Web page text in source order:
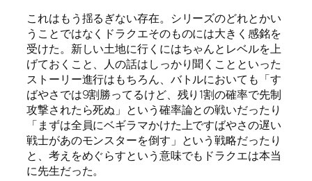
これはもう揺るぎない存在。シリーズのどれとかい
うことではなくドラクエそのものには大きく感銘を
受けた。新しい土地に行くにはちゃんとレベルを上
げておくこと、人の話はしっかり聞くことといった
ストーリー進行はもちろん、バトルにおいても「す
ばやさでは9割勝ってるけど、残り1割の確率で先制
攻撃されたら死ぬ」という確率論との戦いだったり
「まずは全員にベギラマかけた上ですばやさの遅い
戦士があのモンスターを倒す」という戦略だったり
と、考えをめぐらすという意味でもドラクエは本当
に先生だった。